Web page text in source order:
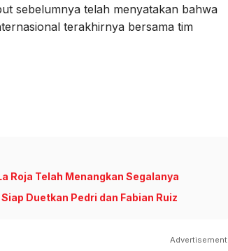
sebelumnya telah menyatakan bahwa
terakhirnya bersama tim
Roja Telah Menangkan Segalanya
Duetkan Pedri dan Fabian Ruiz
Advertisement